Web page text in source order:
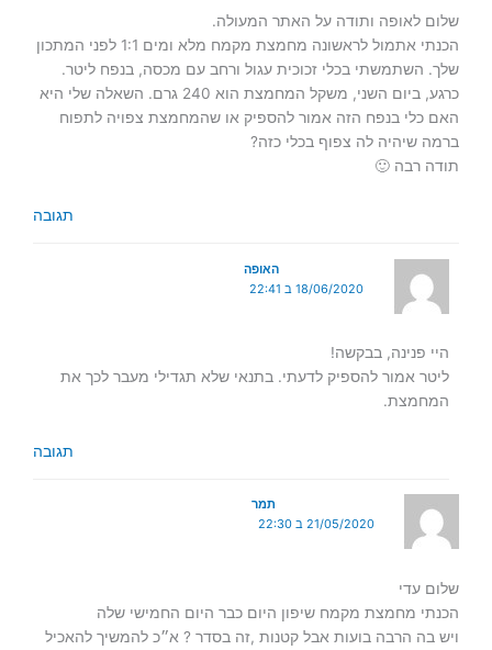
שלום לאופה ותודה על האתר המעולה.
הכנתי אתמול לראשונה מחמצת מקמח מלא ומים 1:1 לפני המתכון
שלך. השתמשתי בכלי זכוכית עגול ורחב עם מכסה, בנפח ליטר.
כרגע, ביום השני, משקל המחמצת הוא 240 גרם. השאלה שלי היא
האם כלי בנפח הזה אמור להספיק או שהמחמצת צפויה לתפוח
ברמה שיהיה לה צפוף בכלי כזה?
תודה רבה 🙂
תגובה
האופה
18/06/2020 ב 22:41
היי פנינה, בבקשה!
ליטר אמור להספיק לדעתי. בתנאי שלא תגדילי מעבר לכך את
המחמצת.
תגובה
תמר
21/05/2020 ב 22:30
שלום עדי
הכנתי מחמצת מקמח שיפון היום כבר היום החמישי שלה
ויש בה הרבה בועות אבל קטנות ,זה בסדר ? א״כ להמשיך להאכיל